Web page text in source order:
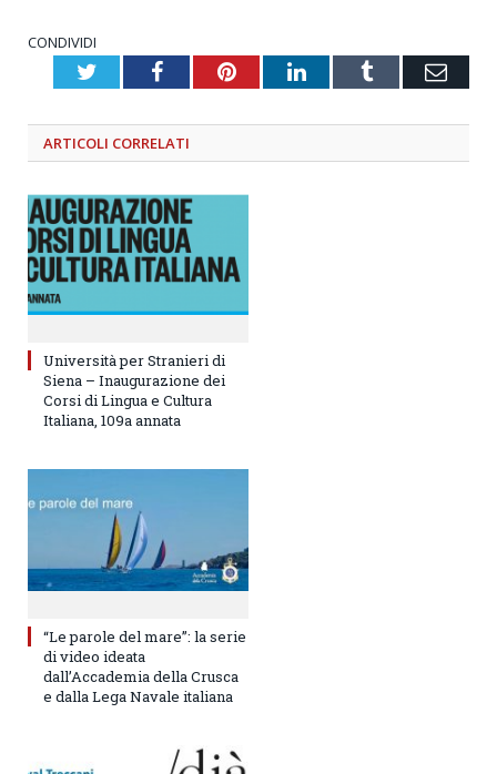
CONDIVIDI
TwitterFacebookPinterestLinkedInTumblr
ARTICOLI CORRELATI
Università per Stranieri di
Siena – Inaugurazione dei
Corsi di Lingua e Cultura
Italiana, 109a annata
“Le parole del mare”: la serie
di video ideata
dall’Accademia della Crusca
e dalla Lega Navale italiana